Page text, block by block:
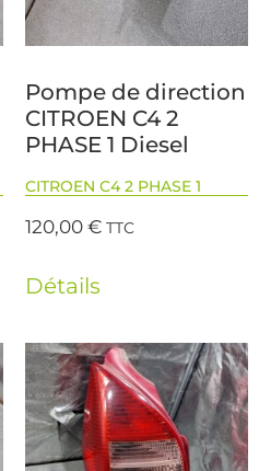
Pompe de direction
CITROEN C4 2
PHASE 1 Diesel
CITROEN C4 2 PHASE 1
120,00€ TTC
Détails